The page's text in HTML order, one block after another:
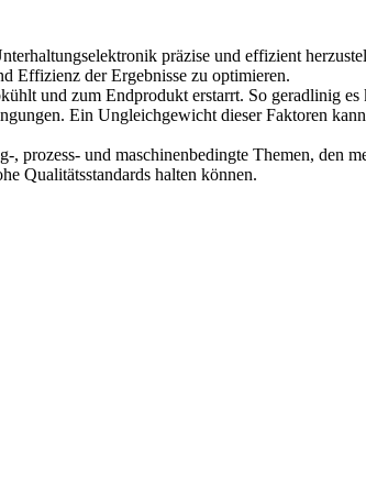
präzise und effizient
Effizienz der Ergebnisse zu optimieren.
und zum Endprodukt erstarrt. So geradlinig es
Ein Ungleichgewicht dieser Faktoren
prozess- und maschinenbedingte Themen, den
Qualitätsstandards halten können.